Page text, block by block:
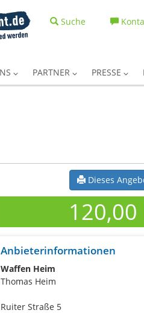
Suche
PARTNER PRESSE
Dieses
120,00
Anbieterinformationen
Waffen Heim
Thomas Heim
Ruiter Straße 5